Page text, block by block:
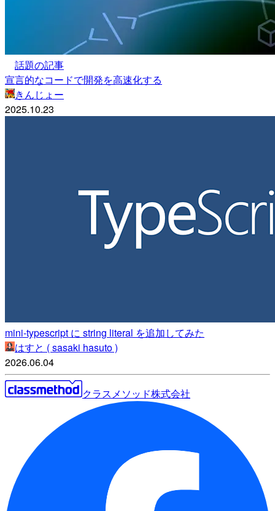
話題の記事
宣言的なコードで開発を高速化する
きんじょー
2025.10.23
mini-typescript に string literal を追加してみた
はすと ( sasaki hasuto )
2026.06.04
クラスメソッド株式会社